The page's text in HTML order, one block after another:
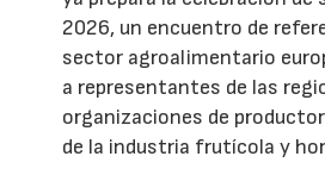
2026, un encuentro de
sector agroalimentario
a representantes de las
organizaciones de
de la industria frutícola y